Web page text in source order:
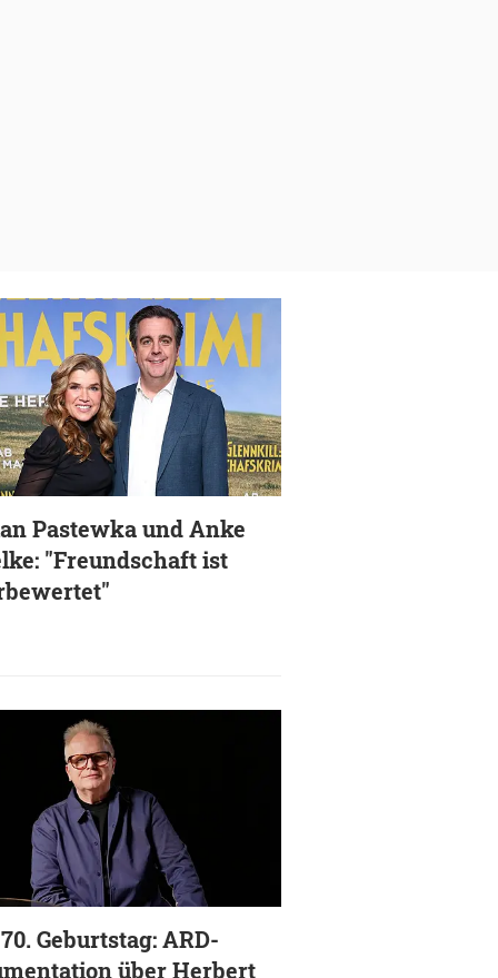
Pastewka und Anke
"Freundschaft ist
Geburtstag: ARD-
über Herbert